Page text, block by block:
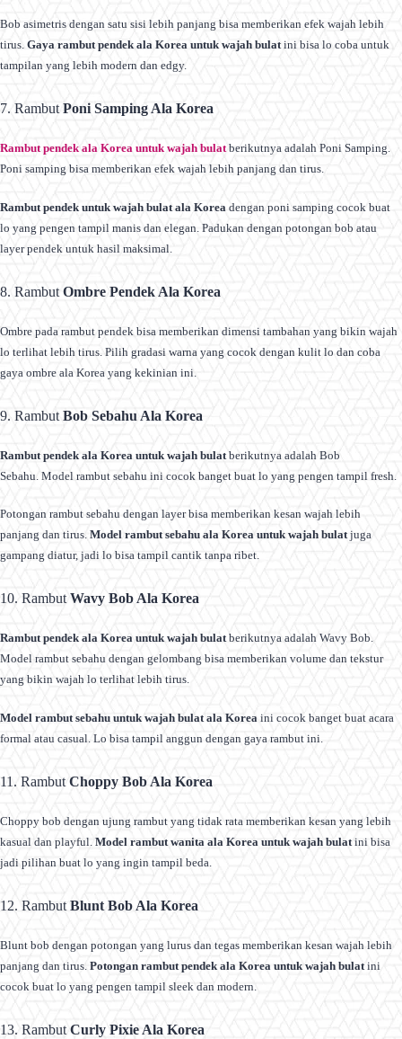
Bob asimetris dengan satu sisi lebih panjang bisa memberikan efek wajah lebih
tirus. Gaya rambut pendek ala Korea untuk wajah bulatini bisa lo coba untuk
tampilan yang lebih modern dan edgy.
7. RambutPoni Samping Ala Korea
Rambut pendek ala Korea untuk wajah bulatberikutnya adalah Poni Samping.
Poni samping bisa memberikan efek wajah lebih panjang dan tirus.
Rambut pendek untuk wajah bulat ala Korea dengan poni samping cocok buat
lo yang pengen tampil manis dan elegan. Padukan dengan potongan bob atau
layer pendek untuk hasil maksimal.
8. Rambut Ombre Pendek Ala Korea
Ombre pada rambut pendek bisa memberikan dimensi tambahan yang bikin wajah
lo terlihat lebih tirus. Pilih gradasi warna yang cocok dengan kulit lo dan coba
gaya ombre ala Korea yang kekinian ini.
9. Rambut Bob Sebahu Ala Korea
Rambut pendek ala Korea untuk wajah bulat berikutnya adalah Bob
Sebahu. Model rambut sebahu ini cocok banget buat lo yang pengen tampil fresh.
Potongan rambut sebahu dengan layer bisa memberikan kesan wajah lebih
panjang dan tirus. Model rambut sebahu ala Korea untuk wajah bulatjuga
gampang diatur, jadi lo bisa tampil cantik tanpa ribet.
10. RambutWavy Bob Ala Korea
Rambut pendek ala Korea untuk wajah bulatberikutnya adalah Wavy Bob.
Model rambut sebahu dengan gelombang bisa memberikan volume dan tekstur
yang bikin wajah lo terlihat lebih tirus.
Model rambut sebahu untuk wajah bulat ala Korea ini cocok banget buat acara
formal atau casual. Lo bisa tampil anggun dengan gaya rambut ini.
11. Rambut Choppy Bob Ala Korea
Choppy bob dengan ujung rambut yang tidak rata memberikan kesan yang lebih
kasual dan playful. Model rambut wanita ala Korea untuk wajah bulat ini bisa
jadi pilihan buat lo yang ingin tampil beda.
12. Rambut Blunt Bob Ala Korea
Blunt bob dengan potongan yang lurus dan tegas memberikan kesan wajah lebih
panjang dan tirus. Potongan rambut pendek ala Korea untuk wajah bulat ini
cocok buat lo yang pengen tampil sleek dan modern.
13. Rambut Curly Pixie Ala Korea